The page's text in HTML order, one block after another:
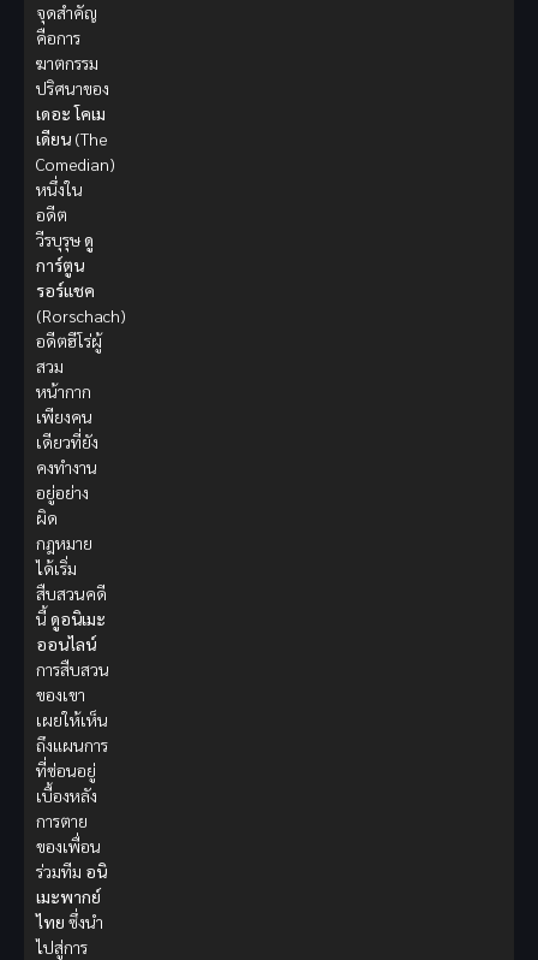
จุดสำคัญ
คือการ
ฆาตกรรม
ปริศนาของ
เดอะ โคเม
เดียน (The
Comedian)
หนึ่งใน
อดีต
วีรบุรุษดู
การ์ตูน
รอร์แชค
(Rorschach)
อดีตฮีโร่ผู้
สวม
หน้ากาก
เพียงคน
เดียวที่ยัง
คงทำงาน
อยู่อย่าง
ผิด
กฎหมาย
ได้เริ่ม
สืบสวนคดี
นี้ ดูอนิเมะ
ออนไลน์
การสืบสวน
ของเขา
เผยให้เห็น
ถึงแผนการ
ที่ซ่อนอยู่
เบื้องหลัง
การตาย
ของเพื่อน
ร่วมทีม อนิ
เมะพากย์
ไทย ซึ่งนำ
ไปสู่การ